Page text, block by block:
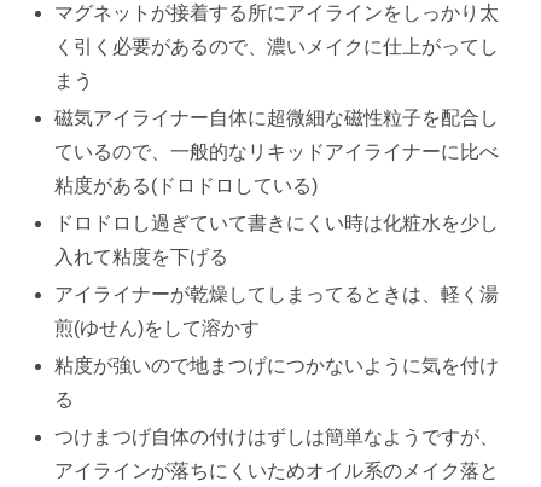
マグネットが接着する所にアイラインをしっかり太
く引く必要があるので、濃いメイクに仕上がってし
まう
磁気アイライナー自体に超微細な磁性粒子を配合し
ているので、一般的なリキッドアイライナーに比べ
粘度がある(ドロドロしている)
ドロドロし過ぎていて書きにくい時は化粧水を少し
入れて粘度を下げる
アイライナーが乾燥してしまってるときは、軽く湯
煎(ゆせん)をして溶かす
粘度が強いので地まつげにつかないように気を付け
る
つけまつげ自体の付けはずしは簡単なようですが、
アイラインが落ちにくいためオイル系のメイク落と